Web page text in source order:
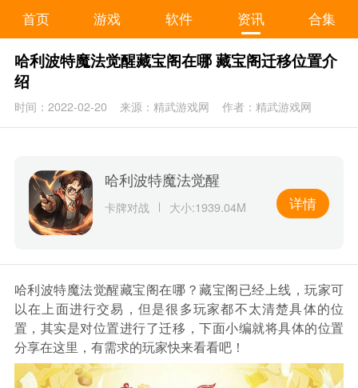
首页 游戏 软件 资讯 合集
哈利波特魔法觉醒藏宝阁在哪 藏宝阁迁移位置介
绍
时间：2022-02-20 来源：精武游戏网 作者：精武游戏网
哈利波特魔法觉醒
卡牌对战 大小:1939.04M 详情
哈利波特魔法觉醒藏宝阁在哪？藏宝阁已经上线，玩家可
以在上面进行交易，但是很多玩家都不太清楚具体的位
置，其实是对位置进行了迁移，下面小编就将具体的位置
分享在这里，有需求的玩家快来看看吧！